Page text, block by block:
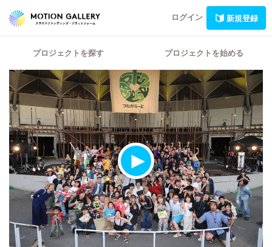
ログイン 新規登録
プロジェクトを探す プロジェクトを始める